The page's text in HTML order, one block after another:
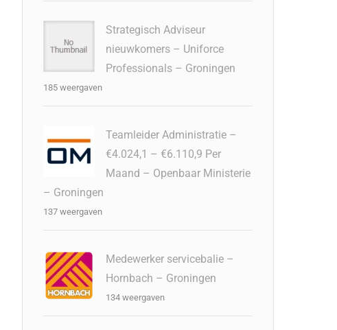
Strategisch Adviseur
nieuwkomers – Uniforce
Professionals – Groningen
185 weergaven
Teamleider Administratie –
€4.024,1 – €6.110,9 Per
Maand – Openbaar Ministerie
– Groningen
137 weergaven
Medewerker servicebalie –
Hornbach – Groningen
134 weergaven